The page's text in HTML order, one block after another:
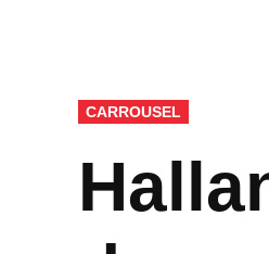
PUBLICADO
EN
CARROUSEL